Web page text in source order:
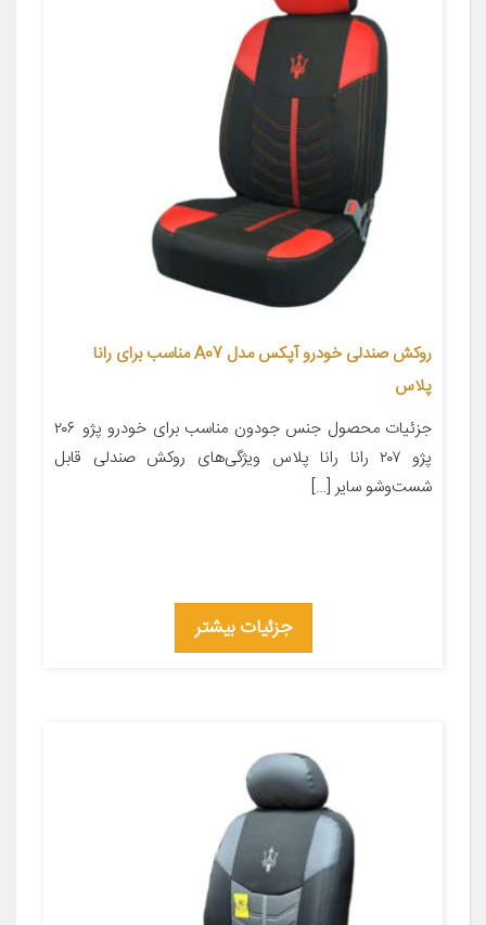
روکش صندلی خودرو آپکس مدل A07 مناسب برای رانا
پلاس
جزئیات محصول جنس جودون مناسب برای خودرو پژو ۲۰۶
پژو ۲۰۷ رانا رانا پلاس ویژگی‌های روکش صندلی قابل
شست‌وشو سایر […]
جزئیات بیشتر